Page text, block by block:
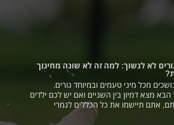
לא לנשוך: למה זה לא שונה מחינוך
מכל מיני טעמים ובמיוחד גורים.
מצא דמיון בין השניים ואם יש לכם ילדים
אתם תיישמו את כל הכללים לגמרי